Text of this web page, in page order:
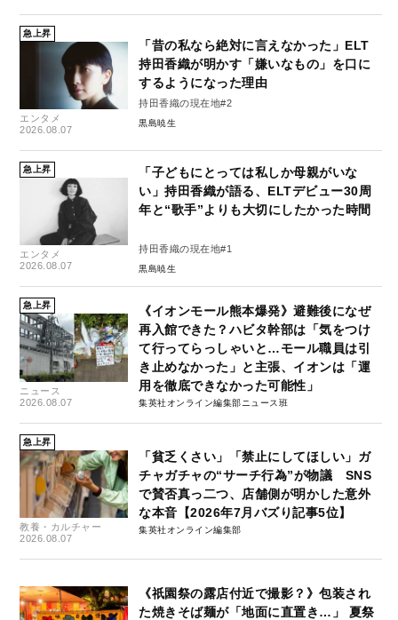
急上昇
エンタメ
2026.08.07
「昔の私なら絶対に言えなかった」ELT
持田香織が明かす「嫌いなもの」を口に
するようになった理由
持田香織の現在地#2
黒島暁生
急上昇
エンタメ
2026.08.07
「子どもにとっては私しか母親がいな
い」持田香織が語る、ELTデビュー30周
年と“歌手”よりも大切にしたかった時間
持田香織の現在地#1
黒島暁生
急上昇
ニュース
2026.08.07
《イオンモール熊本爆発》避難後になぜ
再入館できた？ハビタ幹部は「気をつけ
て行ってらっしゃいと…モール職員は引
き止めなかった」と主張、イオンは「運
用を徹底できなかった可能性」
集英社オンライン編集部ニュース班
急上昇
教養・カルチャー
2026.08.07
「貧乏くさい」「禁止にしてほしい」ガ
チャガチャの“サーチ行為”が物議 SNS
で賛否真っ二つ、店舗側が明かした意外
な本音【2026年7月バズり記事5位】
集英社オンライン編集部
《祇園祭の露店付近で撮影？》包装され
た焼きそば麺が「地面に直置き…」 夏祭